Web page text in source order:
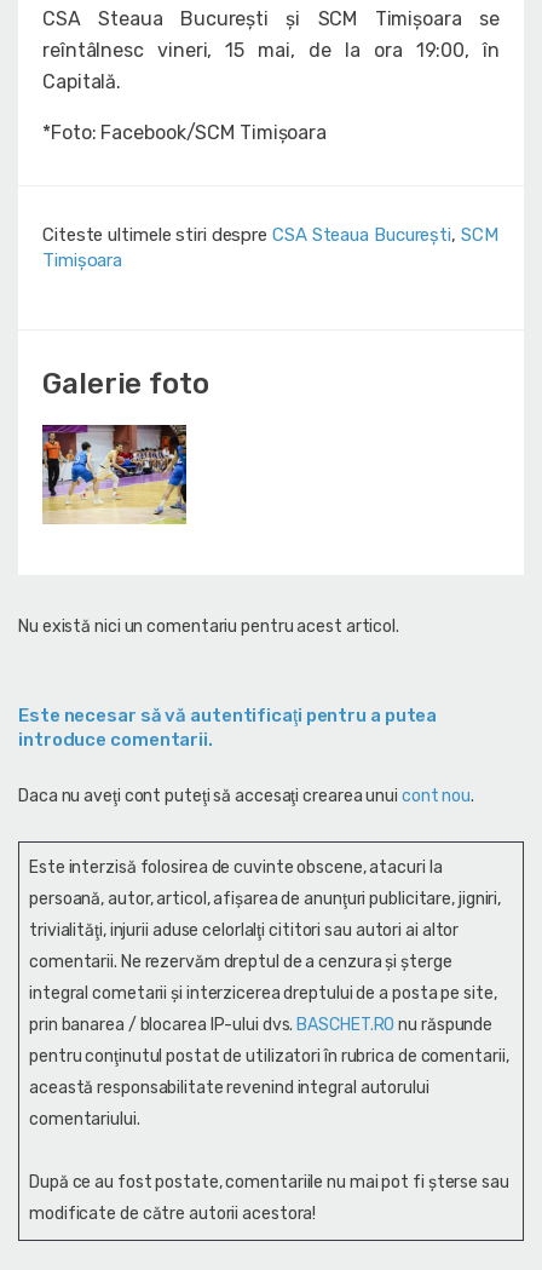
CSA Steaua București și SCM Timișoara se
reîntâlnesc vineri, 15 mai, de la ora 19:00, în
Capitală.
*Foto: Facebook/SCM Timișoara
Citeste ultimele stiri despre CSA Steaua București, SCM
Timișoara
Galerie foto
Nu există nici un comentariu pentru acest articol.
Este necesar să vă autentificaţi pentru a putea
introduce comentarii.
Daca nu aveţi cont puteţi să accesaţi crearea unui cont nou.
Este interzisă folosirea de cuvinte obscene, atacuri la
persoană, autor, articol, afişarea de anunţuri publicitare, jigniri,
trivialităţi, injurii aduse celorlalţi cititori sau autori ai altor
comentarii. Ne rezervăm dreptul de a cenzura și şterge
integral cometarii și interzicerea dreptului de a posta pe site,
prin banarea / blocarea IP-ului dvs. BASCHET.RO nu răspunde
pentru conţinutul postat de utilizatori în rubrica de comentarii,
această responsabilitate revenind integral autorului
comentariului.
După ce au fost postate, comentariile nu mai pot fi șterse sau
modificate de către autorii acestora!